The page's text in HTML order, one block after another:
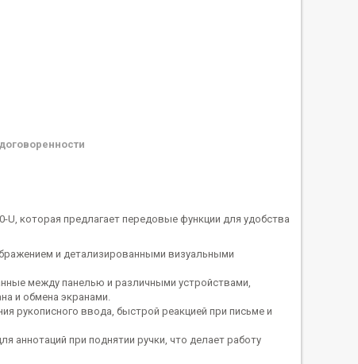
U, которая предлагает передовые функции для удобства
и детализированными визуальными
между панелью и различными устройствами,
и обмена экранами.
рукописного ввода, быстрой реакцией при письме и
аннотаций при поднятии ручки, что делает работу